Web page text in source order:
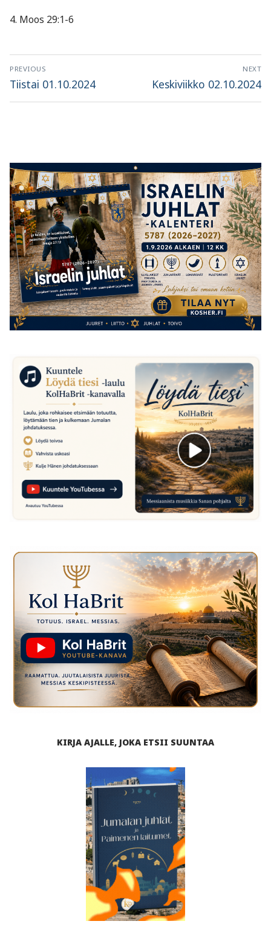
4. Moos 29:1-6
Artikkelien
selaus
PREVIOUS
Previous
Tiistai 01.10.2024
NEXT
Next
Keskiviikko 02.10.2024
KIRJA AJALLE, JOKA ETSII SUUNTAA